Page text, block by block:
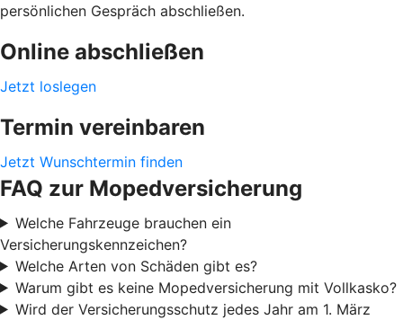
persönlichen Gespräch abschließen.
Online abschließen
Jetzt loslegen
Termin vereinbaren
Jetzt Wunschtermin finden
FAQ zur Mopedversicherung
Welche Fahrzeuge brauchen ein
Versicherungskennzeichen?
Welche Arten von Schäden gibt es?
Warum gibt es keine Mopedversicherung mit Vollkasko?
Wird der Versicherungsschutz jedes Jahr am 1. März